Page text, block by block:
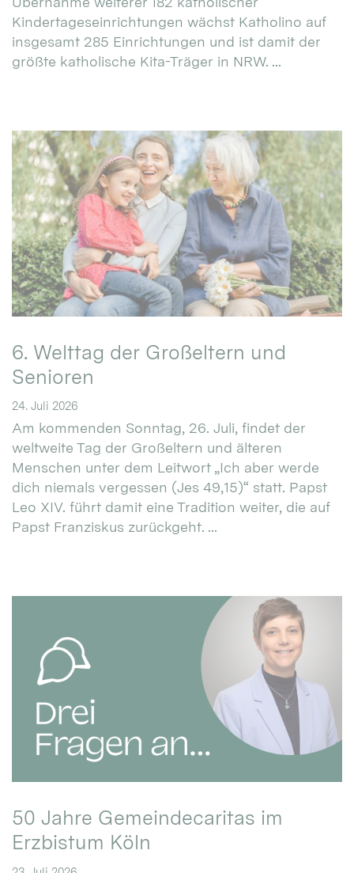
Kindertageseinrichtungen wächst Katholino auf
insgesamt 285 Einrichtungen und ist damit der
größte katholische Kita-Träger in NRW. ...
6. Welttag der Großeltern und
Senioren
24. Juli 2026
Am kommenden Sonntag, 26. Juli, findet der
weltweite Tag der Großeltern und älteren
Menschen unter dem Leitwort „Ich aber werde
dich niemals vergessen (Jes 49,15)“ statt. Papst
Leo XIV. führt damit eine Tradition weiter, die auf
Papst Franziskus zurückgeht. ...
50 Jahre Gemeindecaritas im
Erzbistum Köln